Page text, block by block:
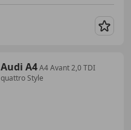
Audi A4A4 Avant 2,0 TDI
quattro Style